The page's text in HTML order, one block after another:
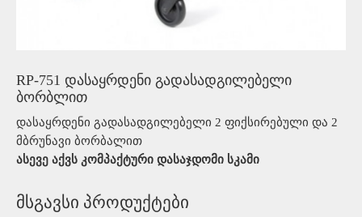
RP-751 დასაყრდენი გადასადგილებელი
ბორბლით
დასაყრდენი გადასადგილებელი 2 ფიქსირებული და 2
მბრუნავი ბორბალით
ასევე აქვს კომპაქტური დასაჯდომი სკამი
მსგავსი პროდუქტები